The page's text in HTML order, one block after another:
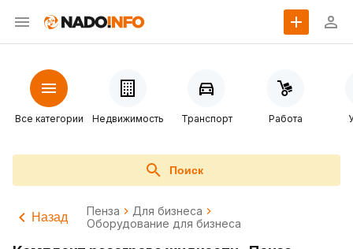
Все категории Недвижимость Транспорт Работа
Поиск
Назад Пенза
Для бизнеса
Оборудование для бизнеса